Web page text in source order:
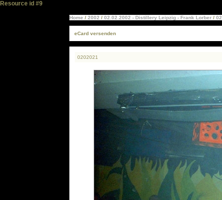
Resource id #9
Home / 2002 / 02.02.2002 - Distillery Leipzig - Frank Lorber /
eCard versenden
0202021